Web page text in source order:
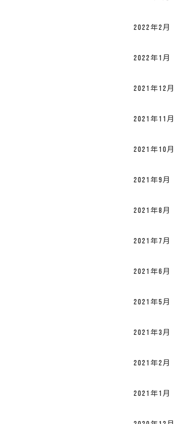
2022年2月
2022年1月
2021年12月
2021年11月
2021年10月
2021年9月
2021年8月
2021年7月
2021年6月
2021年5月
2021年3月
2021年2月
2021年1月